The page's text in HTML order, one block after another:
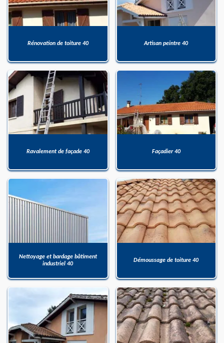
Rénovation de toiture 40 Artisan peintre 40
Ravalement de façade 40 Façadier 40
Nettoyage et bardage bâtiment
industriel 40
Démoussage de toiture 40